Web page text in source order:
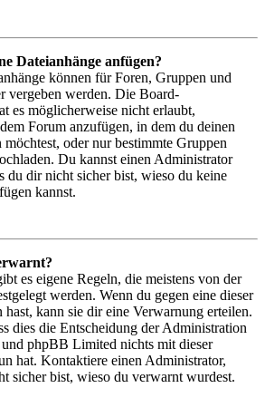
Dateianhänge anfügen?
können für Foren, Gruppen und
vergeben werden. Die Board-
es möglicherweise nicht erlaubt,
Forum anzufügen, in dem du deinen
möchtest, oder nur bestimmte Gruppen
Du kannst einen Administrator
du dir nicht sicher bist, wieso du keine
kannst.
es eigene Regeln, die meistens von der
werden. Wenn du gegen eine dieser
hast, kann sie dir eine Verwarnung erteilen.
dies die Entscheidung der Administration
und phpBB Limited nichts mit dieser
hat. Kontaktiere einen Administrator,
sicher bist, wieso du verwarnt wurdest.